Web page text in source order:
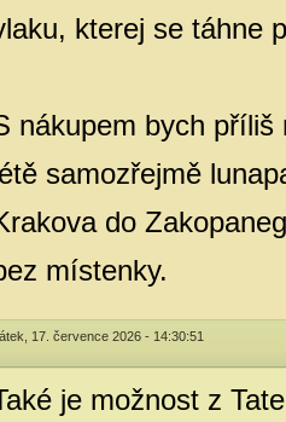
kterej se táhne
nákupem bych
samozřejmě
do
místenky.
17. července 2026 - 14:30:51
je možnost z